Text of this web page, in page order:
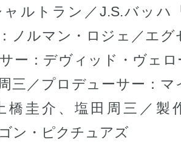
ャルトラン／J.S.バッハ
ノルマン・ロジェ／エグ
ー：デヴィッド・ヴェロ
三／プロデューサー：マ
橋圭介、塩田周三／製
ン・ピクチュアズ